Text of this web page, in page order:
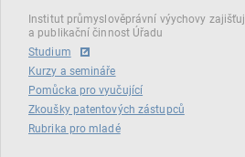
Institut průmyslověprávní výychovy
a publikační činnost Úřadu
Studium
Kurzy a semináře
Pomůcka pro vyučující
Zkoušky patentových zástupců
Rubrika pro mladé